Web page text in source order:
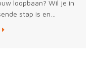
loopbaan? Wil je in
stap is en…